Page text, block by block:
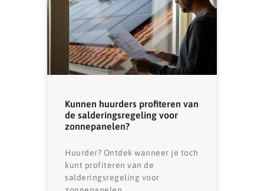
Kunnen huurders profiteren van
de salderingsregeling voor
zonnepanelen?
Huurder? Ontdek wanneer je toch
kunt profiteren van de
salderingsregeling voor